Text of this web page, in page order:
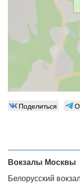
Поделиться
Вокзалы Москвы
Белорусский